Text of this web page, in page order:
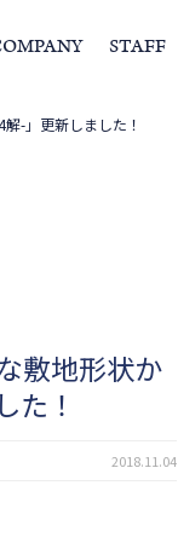
の住まいIFAの独自の活動
STAFF
-」更新しました！
敷地形状か
た！
2018.11.04